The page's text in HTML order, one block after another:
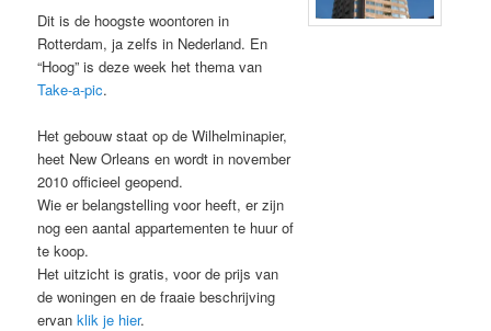
Dit is de hoogste woontoren in
Rotterdam, ja zelfs in Nederland. En
“Hoog” is deze week het thema van
Take-a-pic.
Het gebouw staat op de Wilhelminapier,
heet New Orleans en wordt in november
2010 officieel geopend.
Wie er belangstelling voor heeft, er zijn
nog een aantal appartementen te huur of
te koop.
Het uitzicht is gratis, voor de prijs van
de woningen en de fraaie beschrijving
ervanklik je hier.